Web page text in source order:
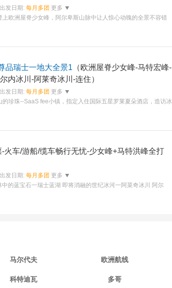
出发日期: 每月多团 更多
欧洲屋脊少女峰，阿尔卑斯山脉中让人惊心动魄的全景不容错
品瑞士一地大全景1 （欧洲屋脊少女峰-马特宏峰-
内冰川-阿莱奇冰川-连住）
出发日期: 每月多团 更多
的珍珠--SaaS fee小镇，指定入住国际五星罗莱夏朵酒店，造访冰
-火车/游船/缆车畅行无忧-少女峰+马特洪峰全打
出发日期: 每月多团 更多
的蓝宝石一瑞士蓝湖 即将消融的世纪冰河一阿菜奇冰川 阿尔
马尔代夫 欧洲航线
科特迪瓦 多哥